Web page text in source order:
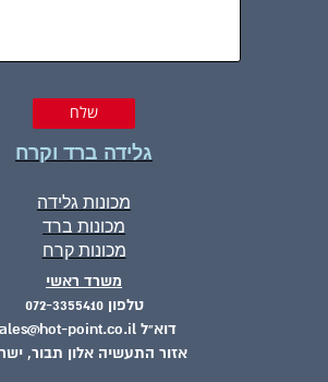
משרד ראשי
טלפון 072-3355410
דוא"ל sales@hot-point.co.il
אזור התעשיה אלון תבור,
גלידה ברד וקרח
מכונות גלידה
מכונות ברד
מכונות קרח